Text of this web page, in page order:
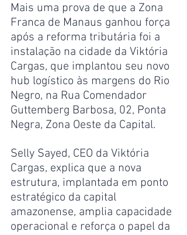
Mais uma prova de que a Zona
Franca de Manaus ganhou força
após a reforma tributária foi a
instalação na cidade da Viktória
Cargas, que implantou seu novo
hub logístico às margens do Rio
Negro, na Rua Comendador
Guttemberg Barbosa, 02, Ponta
Negra, Zona Oeste da Capital.
Selly Sayed, CEO da Viktória
Cargas, explica que a nova
estrutura, implantada em ponto
estratégico da capital
amazonense, amplia capacidade
operacional e reforça o papel da